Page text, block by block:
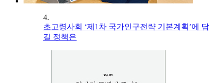
4.
초고령사회 ‘제1차 국가인구전략 기본계획’에 담
길 정책은